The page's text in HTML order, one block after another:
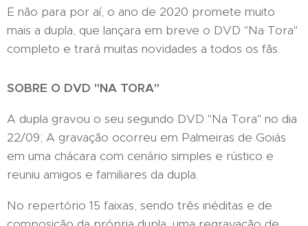
E não para por aí, o ano de 2020 promete muito
mais a dupla, que lançara em breve o DVD "Na Tora"
completo e trará muitas novidades a todos os fãs.
SOBRE O DVD "NA TORA"
A dupla gravou o seu segundo DVD "Na Tora" no dia
22/09; A gravação ocorreu em Palmeiras de Goiás
em uma chácara com cenário simples e rústico e
reuniu amigos e familiares da dupla.
No repertório 15 faixas, sendo três inéditas e de